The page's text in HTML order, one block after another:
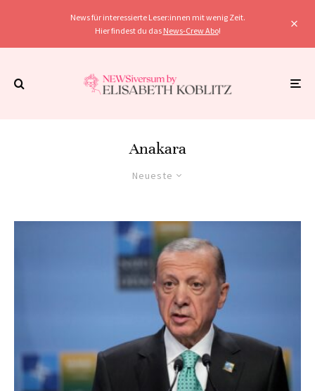
News für interessierte Leser:innen mit wenig Zeit.
Hier findest du das News-Crew Abo!
Anakara
Neueste